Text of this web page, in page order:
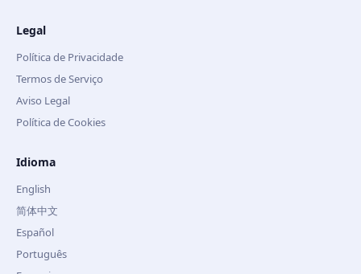
Legal
Política de Privacidade
Termos de Serviço
Aviso Legal
Política de Cookies
Idioma
English
简体中文
Español
Português